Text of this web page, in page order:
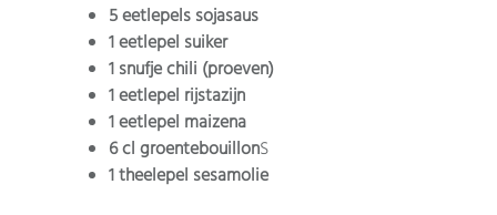
5 eetlepels sojasaus
1 eetlepel suiker
1 snufje chili (proeven)
1 eetlepel rijstazijn
1 eetlepel maizena
6 cl groentebouillonS
1 theelepel sesamolie